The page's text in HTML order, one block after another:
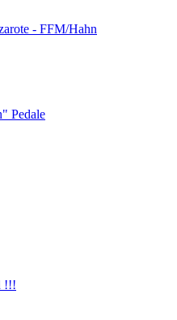
- FFM/Hahn
Pedale
!!!